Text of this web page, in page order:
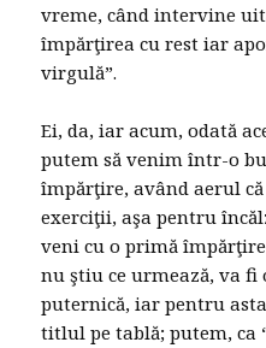
vreme, când intervine
împărţirea cu rest iar
virgulă”.
Ei, da, iar acum, odată
putem să venim într-o
împărţire, având aerul
exerciţii, aşa pentru
veni cu o primă
nu ştiu ce urmează, va fi
puternică, iar pentru
titlul pe tablă; putem, ca